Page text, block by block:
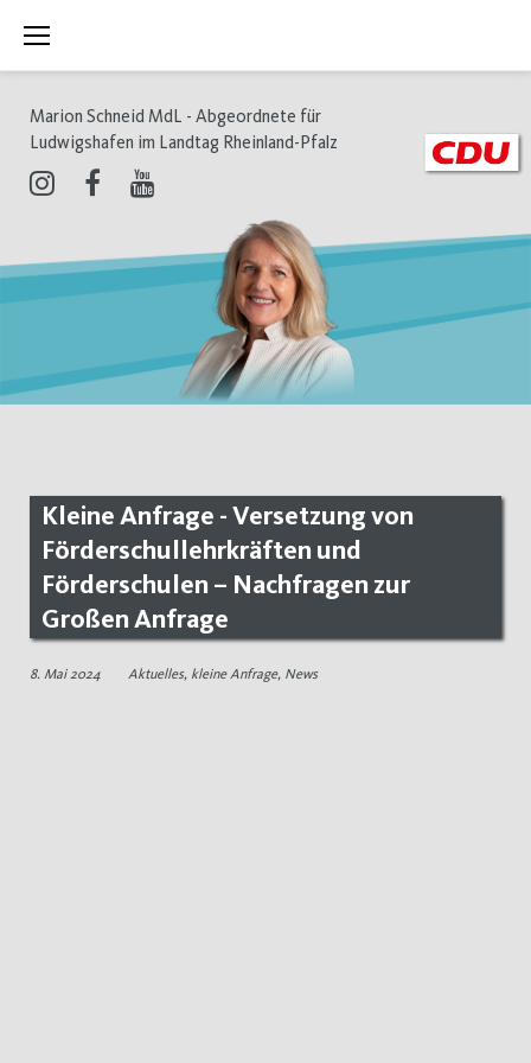
Inhalt
Marion Schneid MdL - Abgeordnete für
Ludwigshafen im Landtag Rheinland-Pfalz
Kleine Anfrage - Versetzung von
Förderschullehrkräften und
Förderschulen – Nachfragen zur
Großen Anfrage
8. Mai 2024 Aktuelles, kleine Anfrage, News